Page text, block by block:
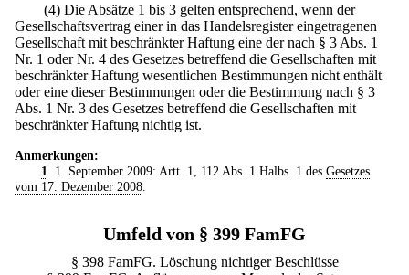
(4) Die Absätze 1 bis 3 gelten entsprechend, wenn der
Gesellschaftsvertrag einer in das Handelsregister eingetragenen
Gesellschaft mit beschränkter Haftung eine der nach § 3 Abs. 1
Nr. 1 oder Nr. 4 des Gesetzes betreffend die Gesellschaften mit
beschränkter Haftung wesentlichen Bestimmungen nicht enthält
oder eine dieser Bestimmungen oder die Bestimmung nach § 3
Abs. 1 Nr. 3 des Gesetzes betreffend die Gesellschaften mit
beschränkter Haftung nichtig ist.
Anmerkungen:
1
. 1. September 2009: Artt. 1, 112 Abs. 1 Halbs. 1 des Gesetzes
vom 17. Dezember 2008
Umfeld von § 399 FamFG
§ 398 FamFG. Löschung nichtiger Beschlüsse